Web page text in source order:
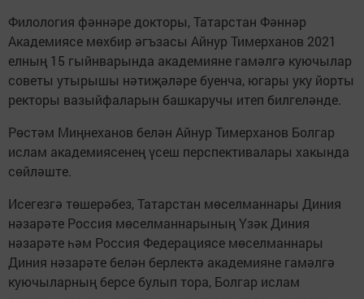
Филология фәннәре докторы, Татарстан Фәннәр
Академиясе мөхбир әгъзасы Айнур Тимерханов 2021
елның 15 гыйнварында академияне гамәлгә куючылар
советы утырышы нәтиҗәләре буенча, югары уку йорты
ректоры вазыйфаларын башкаручы итеп билгеләнде.
Рөстәм Миңнеханов белән Айнур Тимерханов Болгар
ислам академиясенең үсеш перспективалары хакында
сөйләште.
Исегезгә төшерәбез, Татарстан мөселманнары Диния
нәзарәте Россия мөселманнарының Үзәк Диния
нәзарәте һәм Россия Федерациясе мөселманнары
Диния нәзарәте белән берлектә академияне гамәлгә
куючыларның берсе булып тора, Болгар ислам